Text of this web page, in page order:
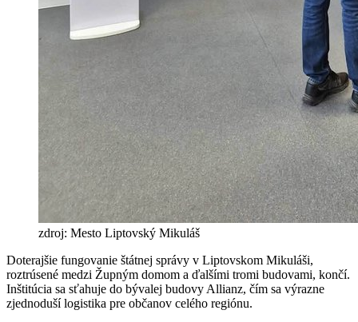
zdroj: Mesto Liptovský Mikuláš
Doterajšie fungovanie štátnej správy v Liptovskom Mikuláši,
roztrúsené medzi Župným domom a ďalšími tromi budovami, končí.
Inštitúcia sa sťahuje do bývalej budovy Allianz, čím sa výrazne
zjednoduší logistika pre občanov celého regiónu.